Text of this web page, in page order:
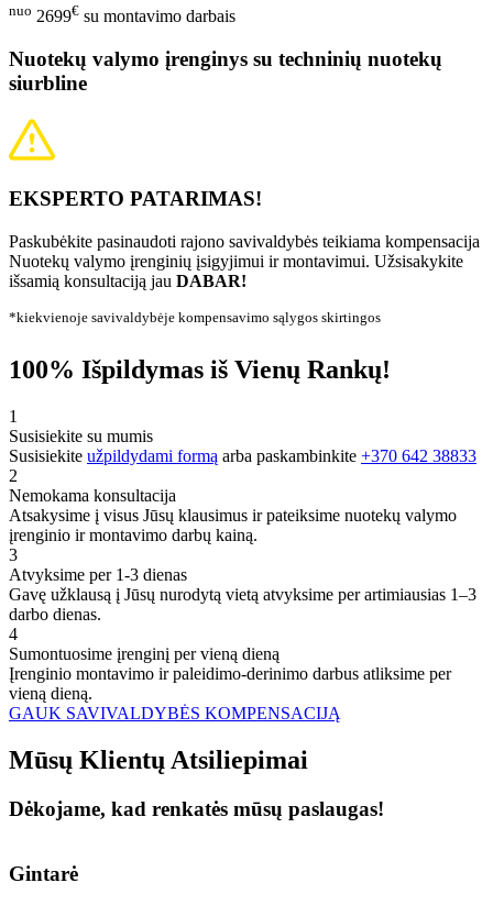
nuo 2699€ su montavimo darbais
Nuotekų valymo įrenginys su techninių nuotekų
siurbline
EKSPERTO PATARIMAS!
Paskubėkite pasinaudoti rajono savivaldybės teikiama kompensacija
Nuotekų valymo įrenginių įsigyjimui ir montavimui. Užsisakykite
išsamią konsultaciją jau DABAR!
*kiekvienoje savivaldybėje kompensavimo sąlygos skirtingos
100% Išpildymas iš Vienų Rankų!
1
Susisiekite su mumis
Susisiekite užpildydami formą arba paskambinkite +370 642 38833
2
Nemokama konsultacija
Atsakysime į visus Jūsų klausimus ir pateiksime nuotekų valymo
įrenginio ir montavimo darbų kainą.
3
Atvyksime per 1-3 dienas
Gavę užklausą į Jūsų nurodytą vietą atvyksime per artimiausias 1–3
darbo dienas.
4
Sumontuosime įrenginį per vieną dieną
Įrenginio montavimo ir paleidimo-derinimo darbus atliksime per
vieną dieną.
GAUK SAVIVALDYBĖS KOMPENSACIJĄ
Mūsų Klientų Atsiliepimai
Dėkojame, kad renkatės mūsų paslaugas!
Gintarė